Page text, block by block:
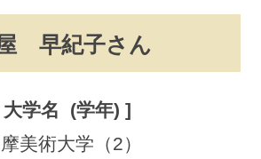
早紀子さん
美術大学（2）